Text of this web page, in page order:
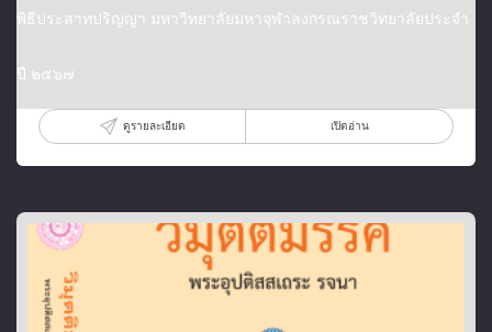
พิธีประสาทปริญญา มหาวิทยาลัยมหาจุฬาลงกรณราชวิทยาลัยประจำ
ปี ๒๕๖๗
ดูรายละเอียด เปิดอ่าน